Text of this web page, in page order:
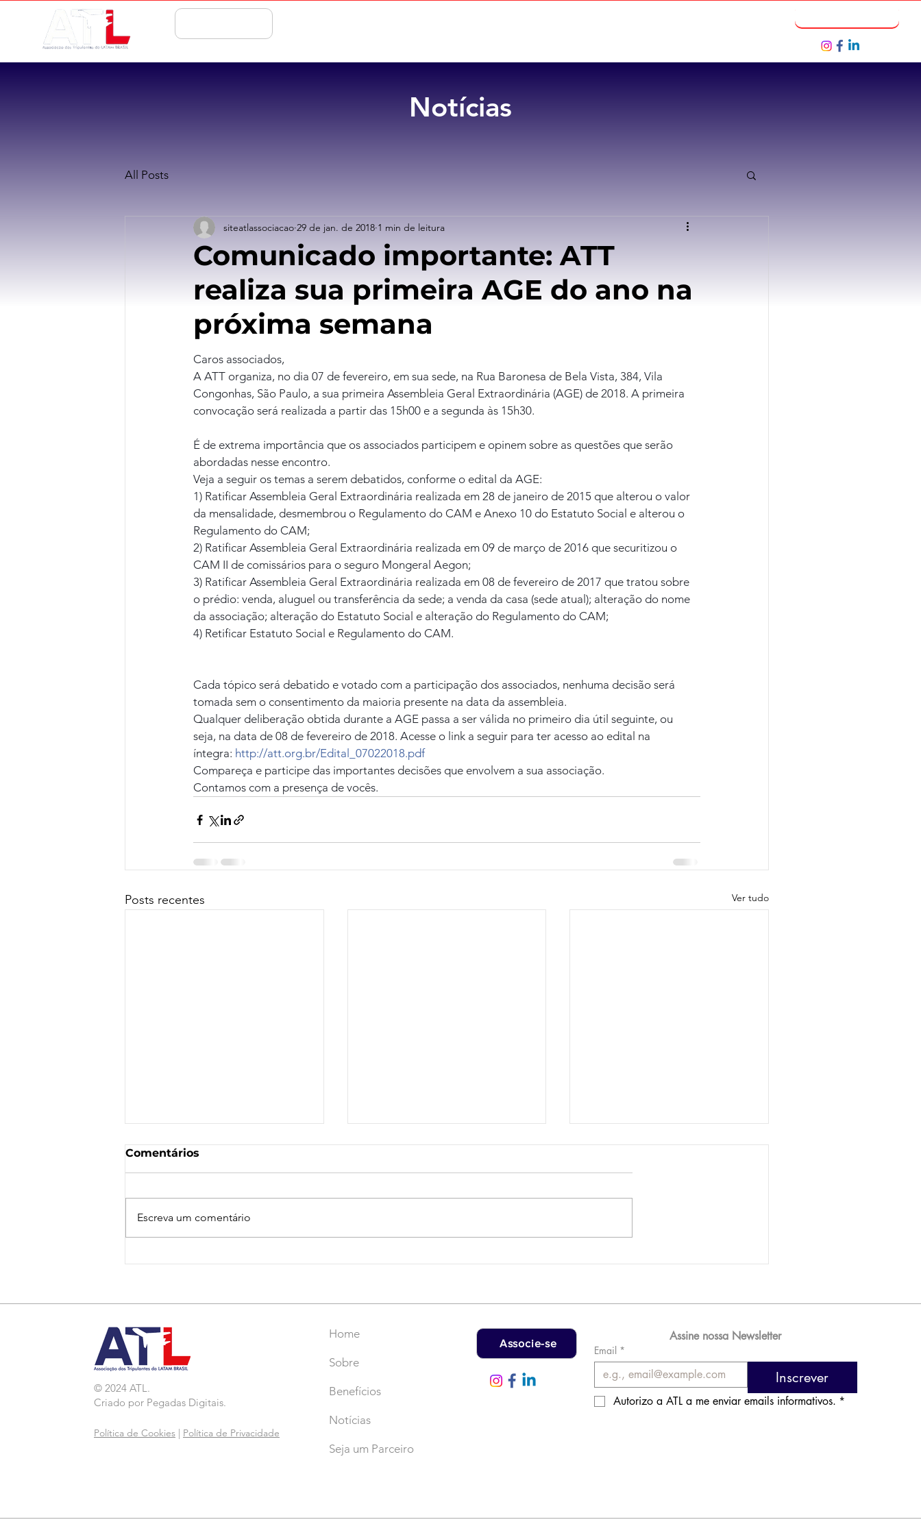
Notícias
All Posts
Comunicado importante: ATT
realiza sua primeira AGE do ano na
próxima semana
siteatlassociacao 29 de jan. de 2018 1 min de leitura
Caros associados,
A ATT organiza, no dia 07 de fevereiro, em sua sede, na Rua Baronesa de Bela Vista, 384, Vila
Congonhas, São Paulo, a sua primeira Assembleia Geral Extraordinária (AGE) de 2018. A primeira
convocação será realizada a partir das 15h00 e a segunda às 15h30.
É de extrema importância que os associados participem e opinem sobre as questões que serão
abordadas nesse encontro.
Veja a seguir os temas a serem debatidos, conforme o edital da AGE:
1) Ratificar Assembleia Geral Extraordinária realizada em 28 de janeiro de 2015 que alterou o valor
da mensalidade, desmembrou o Regulamento do CAM e Anexo 10 do Estatuto Social e alterou o
Regulamento do CAM;
2) Ratificar Assembleia Geral Extraordinária realizada em 09 de março de 2016 que securitizou o
CAM II de comissários para o seguro Mongeral Aegon;
3) Ratificar Assembleia Geral Extraordinária realizada em 08 de fevereiro de 2017 que tratou sobre
o prédio: venda, aluguel ou transferência da sede; a venda da casa (sede atual); alteração do nome
da associação; alteração do Estatuto Social e alteração do Regulamento do CAM;
4) Retificar Estatuto Social e Regulamento do CAM.
Cada tópico será debatido e votado com a participação dos associados, nenhuma decisão será
tomada sem o consentimento da maioria presente na data da assembleia.
Qualquer deliberação obtida durante a AGE passa a ser válida no primeiro dia útil seguinte, ou
seja, na data de 08 de fevereiro de 2018. Acesse o link a seguir para ter acesso ao edital na
íntegra: http://att.org.br/Edital_07022018.pdf
Compareça e participe das importantes decisões que envolvem a sua associação.
Contamos com a presença de vocês.
Posts recentes Ver tudo
Comentários
Escreva um comentário
© 2024 ATL.
Criado por Pegadas Digitais.
Política de Cookies Política de Privacidade
Home
Sobre
Benefícios
Notícias
Seja um Parceiro
Associe-se
Assine nossa Newsletter
Email *
Inscrever
Autorizo a ATL a me enviar emails informativos. *